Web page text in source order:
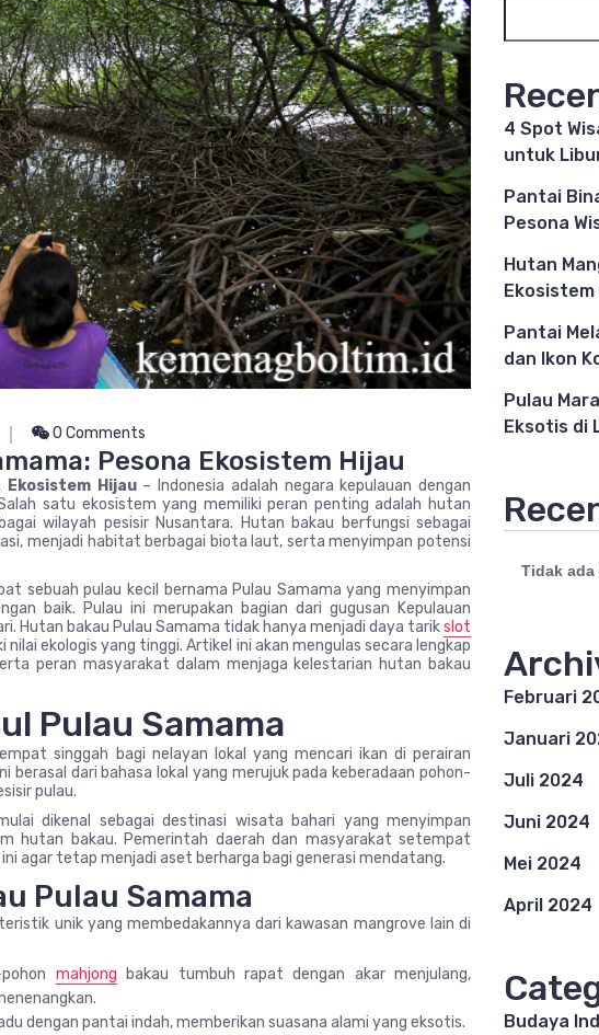
0 Comments
Pesona Ekosistem Hijau
Ekosistem Hijau– Indonesia adalah negara kepulauan dengan
satu ekosistem yang memiliki peran penting adalah hutan
wilayah pesisir Nusantara. Hutan bakau berfungsi sebagai
menjadi habitat berbagai biota laut, serta menyimpan potensi
sebuah pulau kecil bernama Pulau Samama yang menyimpan
baik. Pulau ini merupakan bagian dari gugusan Kepulauan
Hutan bakau Pulau Samama tidak hanya menjadi daya tarikslot
ekologis yang tinggi. Artikel ini akan mengulas secara lengkap
peran masyarakat dalam menjaga kelestarian hutan bakau
Pulau Samama
singgah bagi nelayan lokal yang mencari ikan di perairan
berasal dari bahasa lokal yang merujuk pada keberadaan pohon-
pulau.
dikenal sebagai destinasi wisata bahari yang menyimpan
hutan bakau. Pemerintah daerah dan masyarakat setempat
agar tetap menjadi aset berharga bagi generasi mendatang.
Pulau Samama
unik yang membedakannya dari kawasan mangrove lain di
mahjong bakau tumbuh rapat dengan akar menjulang,
dengan pantai indah, memberikan suasana alami yang eksotis.
4 Spot
untuk
Pantai
Pesona
Hutan
Ekosistem
Pantai
dan Ikon
Pulau
Eksotis di
Tidak
Februari
Januari
Juli 2024
Juni 2024
Mei 2024
April 2024
Budaya